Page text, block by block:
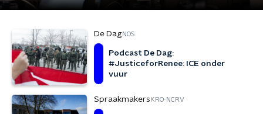
De DagNOS
Podcast De Dag:
#JusticeforRenee: ICE onder
vuur
Spraakmakers KRO-NCRV